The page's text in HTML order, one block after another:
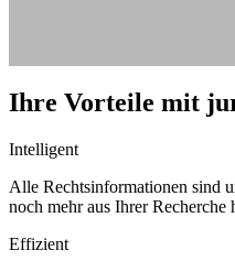
Ihre Vorteile mit
Intelligent
Alle Rechtsinformationen sind
noch mehr aus Ihrer Recherche
Effizient